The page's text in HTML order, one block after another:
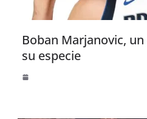
Boban Marjanovic,
su especie